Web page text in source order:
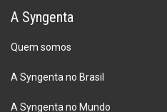
A Syngenta
Quem somos
A Syngenta no Brasil
A Syngenta no Mundo